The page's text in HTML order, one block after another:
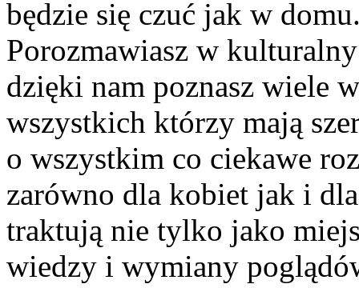
będzie się czuć jak w
Porozmawiasz w
dzięki nam poznasz wiele
wszystkich którzy mają
o wszystkim co ciekawe
zarówno dla kobiet jak i
traktują nie tylko jako
wiedzy i wymiany